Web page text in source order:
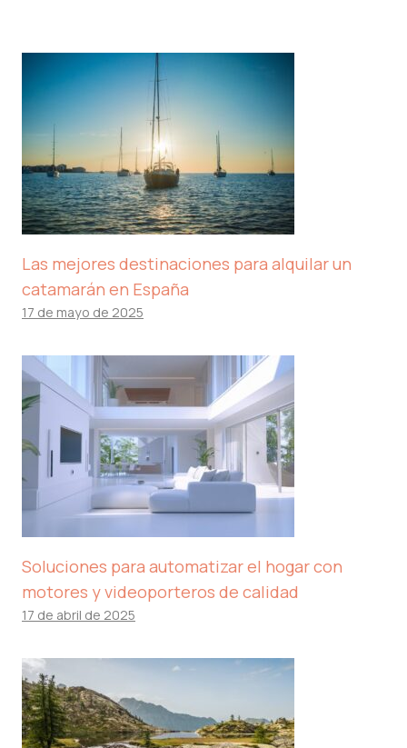
Las mejores destinaciones para alquilar un
catamarán en España
17 de mayo de 2025
Soluciones para automatizar el hogar con
motores y videoporteros de calidad
17 de abril de 2025